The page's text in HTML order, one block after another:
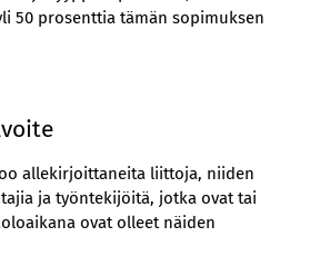
50 prosenttia tämän sopimuksen
allekirjoittaneita liittoja, niiden
ja työntekijöitä, jotka ovat tai
ovat olleet näiden